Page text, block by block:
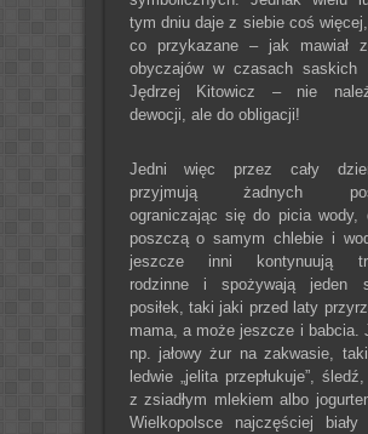
tym dniu daje z siebie coś
co przykazane – jak mawiał
obyczajów w czasach saskich
Jędrzej Kitowicz – nie
dewocji, ale do obligacji!
Jedni więc przez cały
przyjmują żadnych
ograniczając się do picia wody,
poszczą o samym chlebie i
jeszcze inni kontynuują
rodzinne i spożywają jeden
posiłek, taki jaki przed laty
mama, a może jeszcze i babcia.
np. jałowy żur na zakwasie,
ledwie „jelita przepłukuje”,
z zsiadłym mlekiem albo
Wielkopolsce najczęściej